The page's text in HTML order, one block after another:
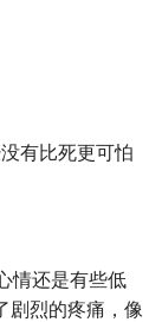
有比死更可怕
情还是有些低
剧烈的疼痛，像